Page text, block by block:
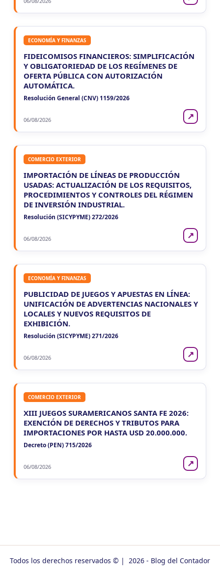
ECONOMÍA Y FINANZAS
FIDEICOMISOS FINANCIEROS: SIMPLIFICACIÓN
Y OBLIGATORIEDAD DE LOS REGÍMENES DE
OFERTA PÚBLICA CON AUTORIZACIÓN
AUTOMÁTICA.
Resolución General (CNV) 1159/2026
06/08/2026 ↗
COMERCIO EXTERIOR
IMPORTACIÓN DE LÍNEAS DE PRODUCCIÓN
USADAS: ACTUALIZACIÓN DE LOS REQUISITOS,
PROCEDIMIENTOS Y CONTROLES DEL RÉGIMEN
DE INVERSIÓN INDUSTRIAL.
Resolución (SICYPYME) 272/2026
06/08/2026 ↗
ECONOMÍA Y FINANZAS
PUBLICIDAD DE JUEGOS Y APUESTAS EN LÍNEA:
UNIFICACIÓN DE ADVERTENCIAS NACIONALES Y
LOCALES Y NUEVOS REQUISITOS DE
EXHIBICIÓN.
Resolución (SICYPYME) 271/2026
06/08/2026 ↗
COMERCIO EXTERIOR
XIII JUEGOS SURAMERICANOS SANTA FE 2026:
EXENCIÓN DE DERECHOS Y TRIBUTOS PARA
IMPORTACIONES POR HASTA USD 20.000.000.
Decreto (PEN) 715/2026
06/08/2026 ↗
Todos los derechos reservados © | 2026 - Blog del Contador